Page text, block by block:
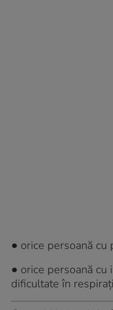
● orice persoană
● orice persoană
dificultate în